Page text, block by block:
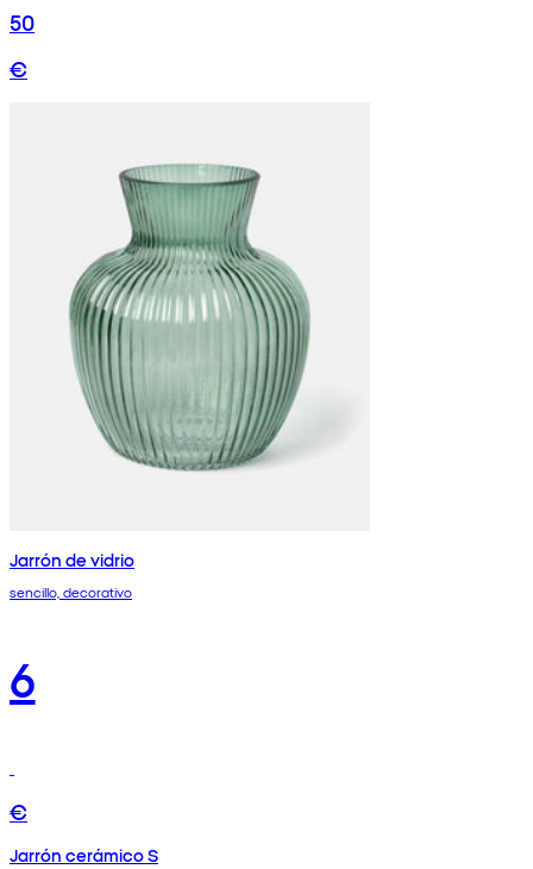
50
€
Jarrón de vidrio
sencillo, decorativo
6
€
Jarrón cerámico S